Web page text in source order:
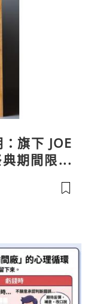
旗下 JOE
期間限定
器工匠一